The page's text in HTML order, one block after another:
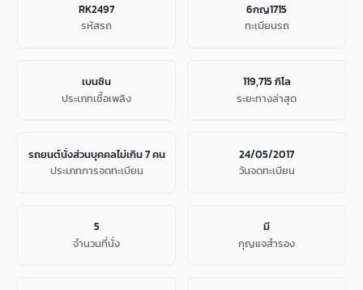
RK2497
รหัสรถ
6กญ1715
ทะเบียนรถ
เบนซิน
ประเภทเชื้อเพลิง
119,715 กิโล
ระยะทางล่าสุด
รถยนต์นั่งส่วนบุคคลไม่เกิน 7 คน
ประเภทการจดทะเบียน
24/05/2017
วันจดทะเบียน
5
จํานวนที่นั่ง
มี
กุญแจสำรอง